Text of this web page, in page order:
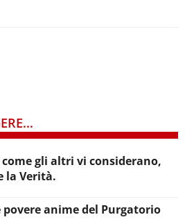
gli altri vi considerano,
la Verità.
anime del Purgatorio